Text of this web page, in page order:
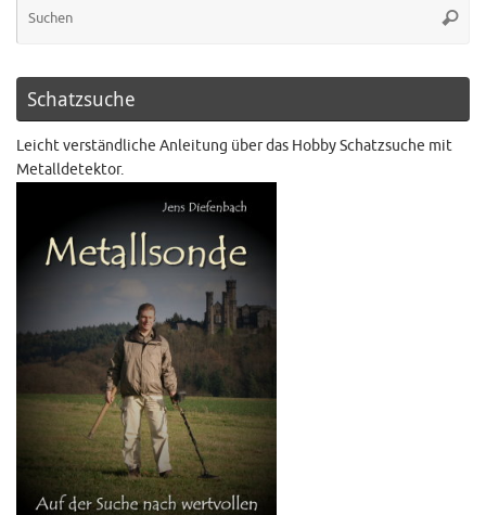
Schatzsuche
Leicht verständliche Anleitung über das Hobby Schatzsuche mit
Metalldetektor.